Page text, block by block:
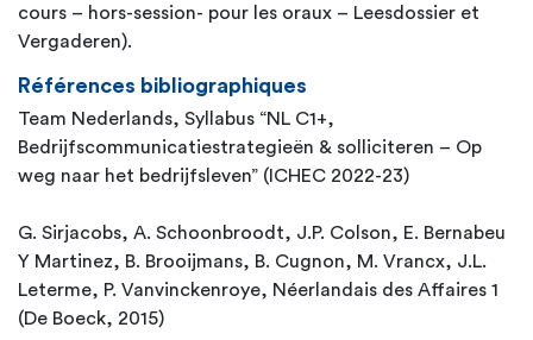
cours – hors-session- pour les oraux – Leesdossier et
Vergaderen).
Références bibliographiques
Team Nederlands, Syllabus “NL C1+,
Bedrijfscommunicatiestrategieën & solliciteren – Op
weg naar het bedrijfsleven” (ICHEC 2022-23)
G. Sirjacobs, A. Schoonbroodt, J.P. Colson, E. Bernabeu
Y Martinez, B. Brooijmans, B. Cugnon, M. Vrancx, J.L.
Leterme, P. Vanvinckenroye, Néerlandais des Affaires 1
(De Boeck, 2015)